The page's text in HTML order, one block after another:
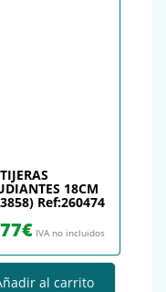
2,64€.
18CM
Ref:260474
€ IVA no incluidos
al carrito